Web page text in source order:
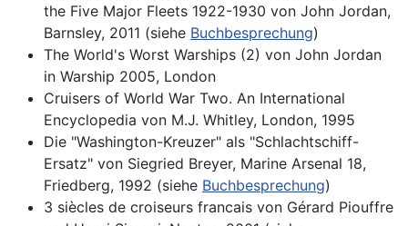
the Five Major Fleets 1922-1930 von John Jordan,
Barnsley, 2011 (siehe Buchbesprechung)
The World's Worst Warships (2) von John Jordan
in Warship 2005, London
Cruisers of World War Two. An International
Encyclopedia von M.J. Whitley, London, 1995
Die "Washington-Kreuzer" als "Schlachtschiff-
Ersatz" von Siegried Breyer, Marine Arsenal 18,
Friedberg, 1992 (siehe Buchbesprechung)
3 siècles de croiseurs francais von Gérard Piouffre